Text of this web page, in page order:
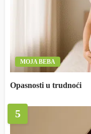
MOJA BEBA
Opasnosti u trudnoći
5